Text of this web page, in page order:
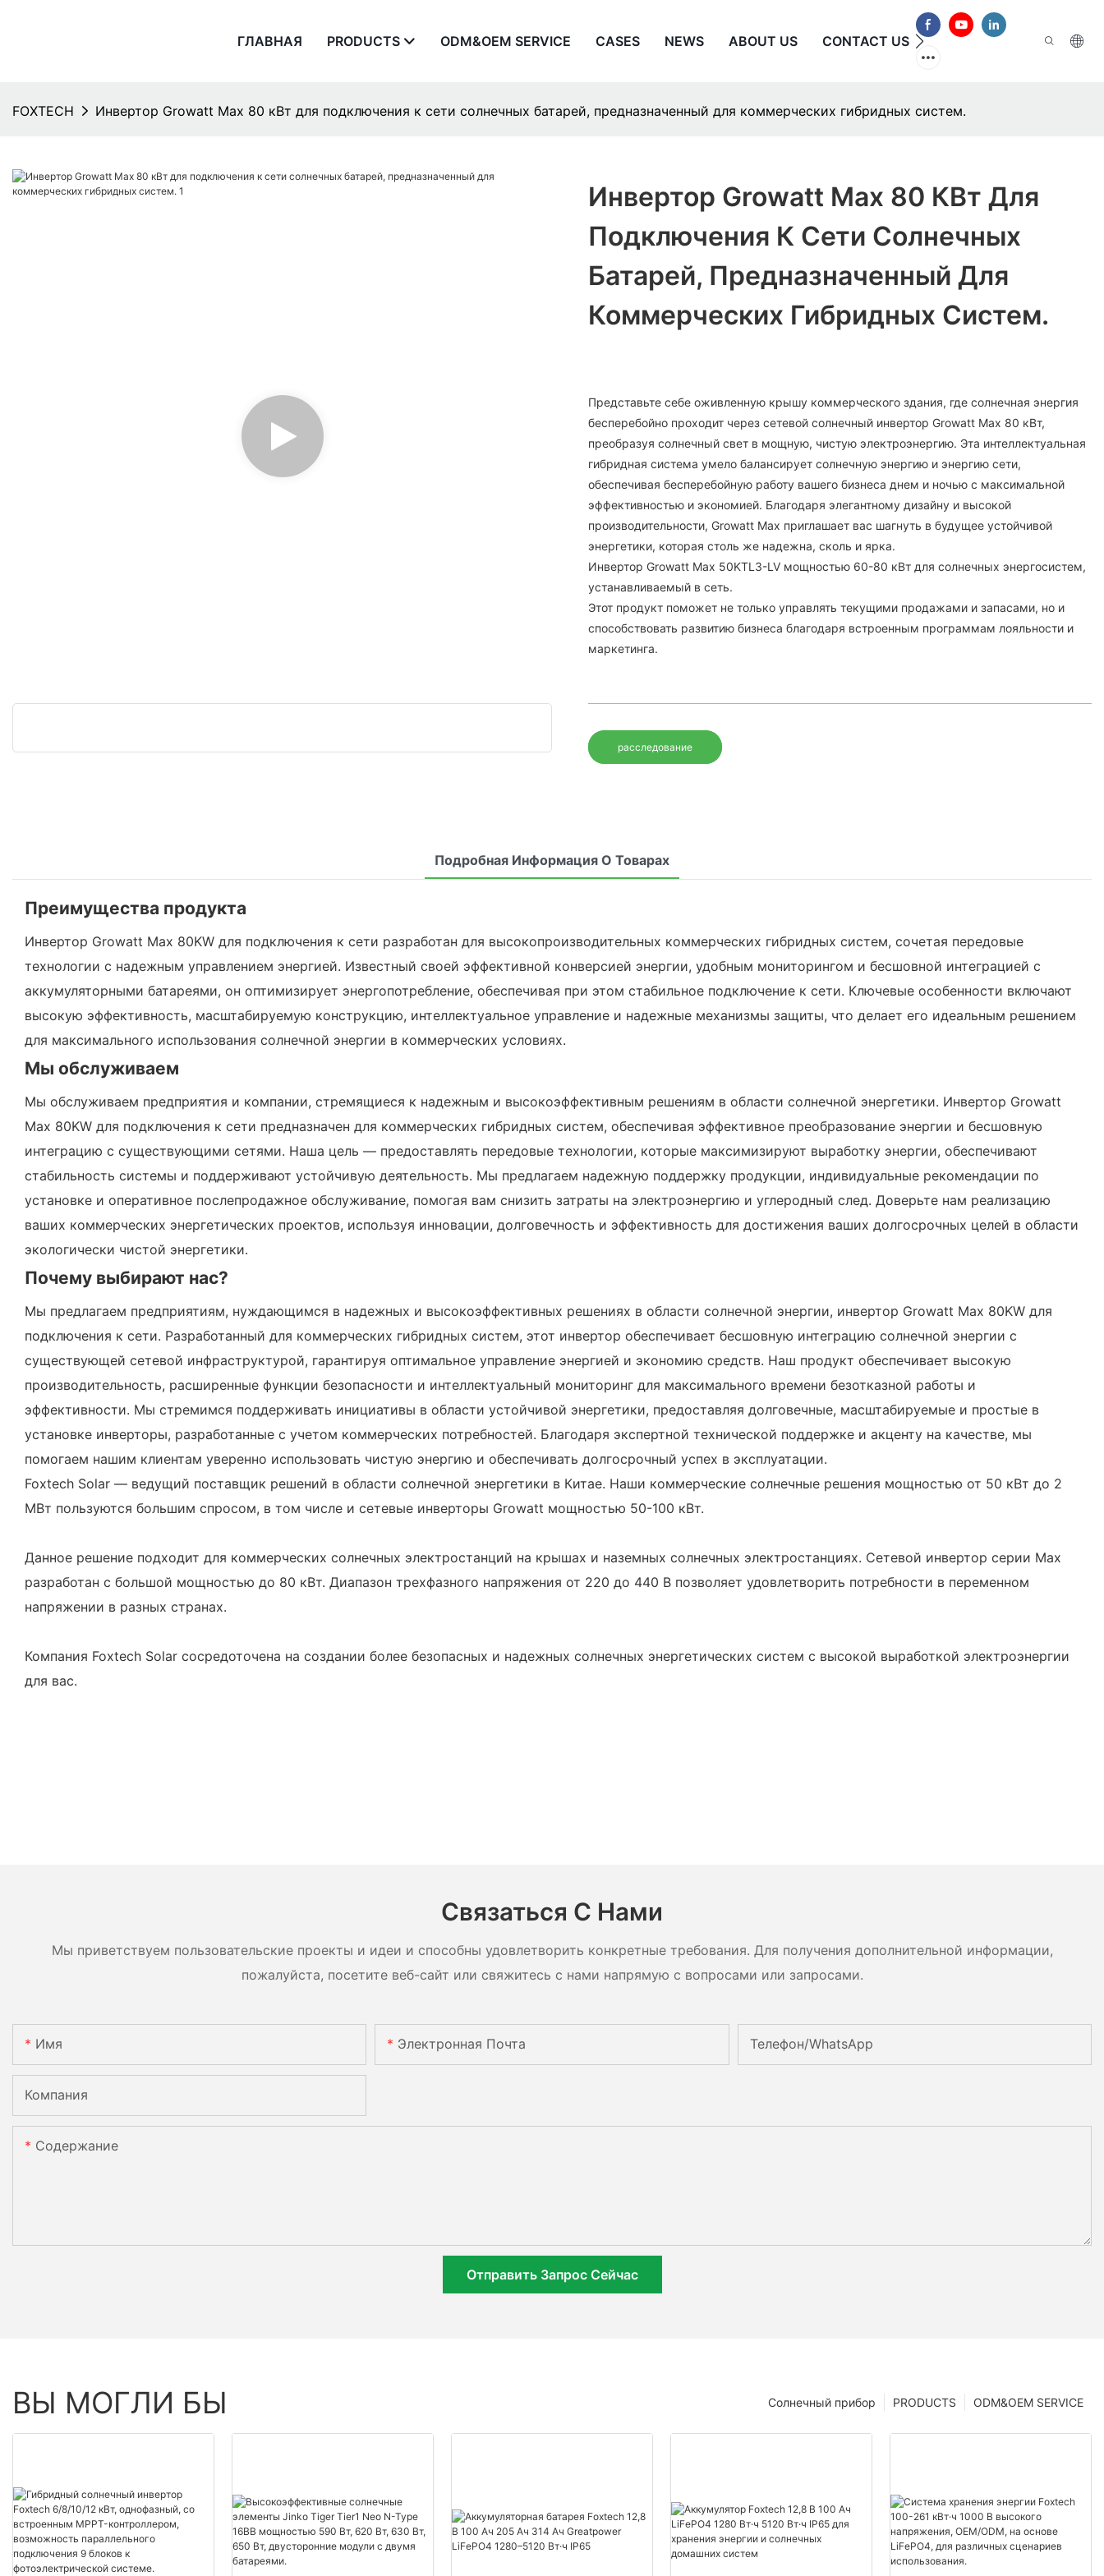
ГЛАВНАЯ PRODUCTS ODM&OEM SERVICE CASES NEWS ABOUT US CONTACT US ЧАСТО ЗАДАВАЕМЫЕ
FOXTECH Инвертор Growatt Max 80 кВт для подключения к сети солнечных батарей, предназначенный для коммерческих гибридных систем.
Инвертор Growatt Max 80 КВт Для
Подключения К Сети Солнечных
Батарей, Предназначенный Для
Коммерческих Гибридных Систем.
Представьте себе оживленную крышу коммерческого здания, где солнечная энергия
бесперебойно проходит через сетевой солнечный инвертор Growatt Max 80 кВт,
преобразуя солнечный свет в мощную, чистую электроэнергию. Эта интеллектуальная
гибридная система умело балансирует солнечную энергию и энергию сети,
обеспечивая бесперебойную работу вашего бизнеса днем ​​и ночью с максимальной
эффективностью и экономией. Благодаря элегантному дизайну и высокой
производительности, Growatt Max приглашает вас шагнуть в будущее устойчивой
энергетики, которая столь же надежна, сколь и ярка.
Инвертор Growatt Max 50KTL3-LV мощностью 60-80 кВт для солнечных энергосистем,
устанавливаемый в сеть.
Этот продукт поможет не только управлять текущими продажами и запасами, но и
способствовать развитию бизнеса благодаря встроенным программам лояльности и
маркетинга.
расследование
Подробная Информация О Товарах
Преимущества продукта
Инвертор Growatt Max 80KW для подключения к сети разработан для высокопроизводительных коммерческих гибридных систем, сочетая передовые
технологии с надежным управлением энергией. Известный своей эффективной конверсией энергии, удобным мониторингом и бесшовной интеграцией с
аккумуляторными батареями, он оптимизирует энергопотребление, обеспечивая при этом стабильное подключение к сети. Ключевые особенности включают
высокую эффективность, масштабируемую конструкцию, интеллектуальное управление и надежные механизмы защиты, что делает его идеальным решением
для максимального использования солнечной энергии в коммерческих условиях.
Мы обслуживаем
Мы обслуживаем предприятия и компании, стремящиеся к надежным и высокоэффективным решениям в области солнечной энергетики. Инвертор Growatt
Max 80KW для подключения к сети предназначен для коммерческих гибридных систем, обеспечивая эффективное преобразование энергии и бесшовную
интеграцию с существующими сетями. Наша цель — предоставлять передовые технологии, которые максимизируют выработку энергии, обеспечивают
стабильность системы и поддерживают устойчивую деятельность. Мы предлагаем надежную поддержку продукции, индивидуальные рекомендации по
установке и оперативное послепродажное обслуживание, помогая вам снизить затраты на электроэнергию и углеродный след. Доверьте нам реализацию
ваших коммерческих энергетических проектов, используя инновации, долговечность и эффективность для достижения ваших долгосрочных целей в области
экологически чистой энергетики.
Почему выбирают нас?
Мы предлагаем предприятиям, нуждающимся в надежных и высокоэффективных решениях в области солнечной энергии, инвертор Growatt Max 80KW для
подключения к сети. Разработанный для коммерческих гибридных систем, этот инвертор обеспечивает бесшовную интеграцию солнечной энергии с
существующей сетевой инфраструктурой, гарантируя оптимальное управление энергией и экономию средств. Наш продукт обеспечивает высокую
производительность, расширенные функции безопасности и интеллектуальный мониторинг для максимального времени безотказной работы и
эффективности. Мы стремимся поддерживать инициативы в области устойчивой энергетики, предоставляя долговечные, масштабируемые и простые в
установке инверторы, разработанные с учетом коммерческих потребностей. Благодаря экспертной технической поддержке и акценту на качестве, мы
помогаем нашим клиентам уверенно использовать чистую энергию и обеспечивать долгосрочный успех в эксплуатации.
Foxtech Solar — ведущий поставщик решений в области солнечной энергетики в Китае. Наши коммерческие солнечные решения мощностью от 50 кВт до 2
МВт пользуются большим спросом, в том числе и сетевые инверторы Growatt мощностью 50-100 кВт.
Данное решение подходит для коммерческих солнечных электростанций на крышах и наземных солнечных электростанциях. Сетевой инвертор серии Max
разработан с большой мощностью до 80 кВт. Диапазон трехфазного напряжения от 220 до 440 В позволяет удовлетворить потребности в переменном
напряжении в разных странах.
Компания Foxtech Solar сосредоточена на создании более безопасных и надежных солнечных энергетических систем с высокой выработкой электроэнергии
для вас.
Связаться С Нами
Мы приветствуем пользовательские проекты и идеи и способны удовлетворить конкретные требования. Для получения дополнительной информации,
пожалуйста, посетите веб-сайт или свяжитесь с нами напрямую с вопросами или запросами.
Имя Электронная Почта Телефон/WhatsApp
Компания
Содержание
Отправить Запрос Сейчас
ВЫ МОГЛИ БЫ ODM&OEM SERVICE
PRODUCTS
Солнечный прибор